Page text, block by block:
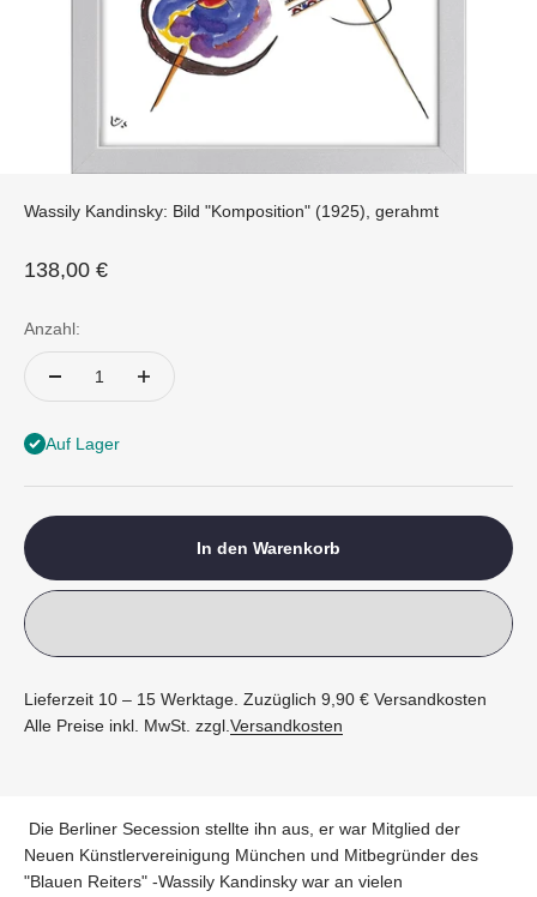
Wassily Kandinsky: Bild "Komposition" (1925), gerahmt
Angebot
138,00 €
Anzahl:
Auf Lager
In den Warenkorb
Lieferzeit 10 – 15 Werktage. Zuzüglich 9,90 € Versandkosten
Alle Preise inkl. MwSt. zzgl.Versandkosten
Die Berliner Secession stellte ihn aus, er war Mitglied der
Neuen Künstlervereinigung München und Mitbegründer des
"Blauen Reiters" -Wassily Kandinsky war an vielen